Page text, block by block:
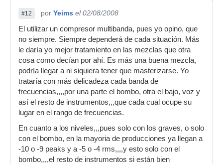
#12 por Yeims el 02/08/2008
El utilizar un compresor multibanda, pues yo opino, que
no siempre. Siempre dependerá de cada situación. Más
le daría yo mejor tratamiento en las mezclas que otra
cosa como decían por ahí. Es más una buena mezcla,
podría llegar a ni siquiera tener que masterizarse. Yo
trataría con más delicadeza cada banda de
frecuencias,,,,por una parte el bombo, otra el bajo, voz y
así el resto de instrumentos,,,que cada cual ocupe su
lugar en el rango de frecuencias.
En cuanto a los niveles,,,pues solo con los graves, o solo
con el bombo, en la mayoria de producciones ya llegan a
-10 o -9 peaks y a -5 o -4 rms,,,,y esto solo con el
bombo,,,,el resto de instrumentos si están bien